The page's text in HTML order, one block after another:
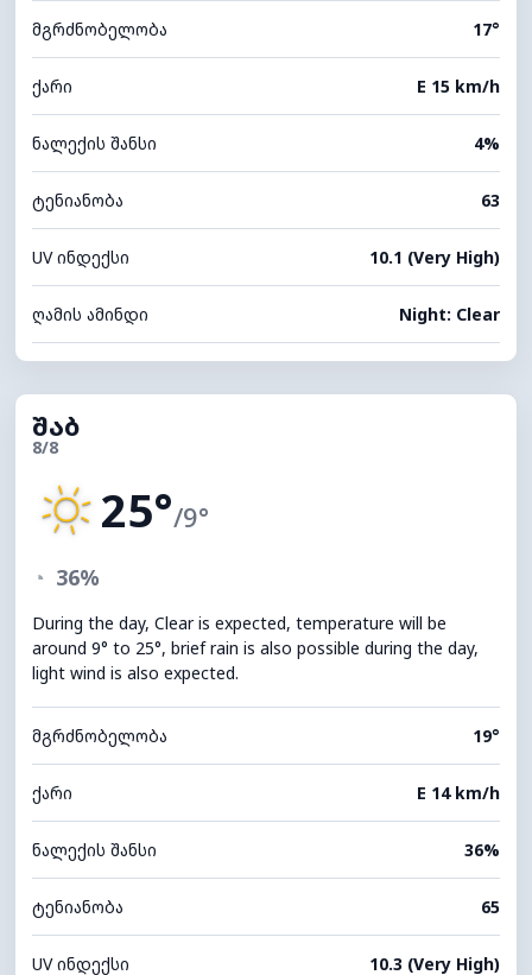
მგრძნობელობა 17°
ქარი E 15 km/h
ნალექის შანსი 4%
ტენიანობა 63
UV ინდექსი 10.1 (Very High)
ღამის ამინდი Night: Clear
შაბ
8/8
25°/9°
◔ 36%
During the day, Clear is expected, temperature will be
around 9° to 25°, brief rain is also possible during the day,
light wind is also expected.
მგრძნობელობა 19°
ქარი E 14 km/h
ნალექის შანსი 36%
ტენიანობა 65
UV ინდექსი 10.3 (Very High)